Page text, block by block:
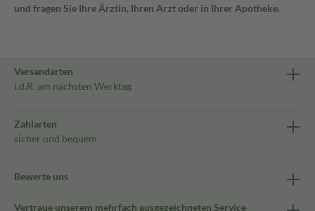
und fragen Sie Ihre Ärztin, Ihren Arzt oder in Ihrer Apotheke.
Versandarten
i.d.R. am nächsten Werktag
Zahlarten
sicher und bequem
Bewerte uns
Vertraue unserem mehrfach ausgezeichneten Service